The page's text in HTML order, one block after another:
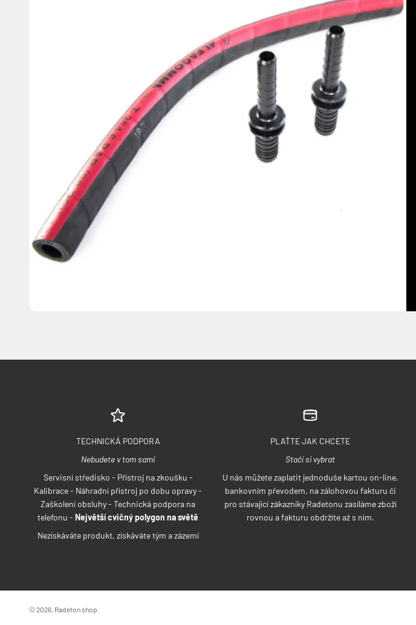
TECHNICKÁ PODPORA
Nebudete v tom sami
Servisní středisko - Přístroj na zkoušku -
Kalibrace - Náhradní přístroj po dobu opravy -
Zaškolení obsluhy - Technická podpora na
telefonu - Největší cvičný polygon na světě
Nezískáváte produkt, získáváte tým a zázemí
PLAŤTE JAK CHCETE
Stačí si vybrat
U nás můžete zaplatit jednoduše kartou on-line,
bankovním převodem, na zálohovou fakturu či
pro stávající zákazníky Radetonu zasíláme zboží
rovnou a fakturu obdržíte až s ním.
© 2026, Radeton shop.